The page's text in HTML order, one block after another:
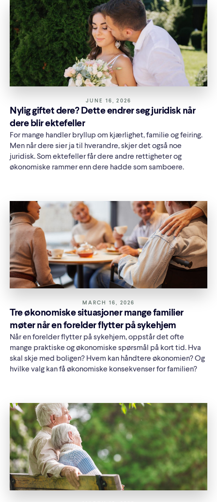
JUNE 16, 2026
Nylig giftet dere? Dette endrer seg juridisk når
dere blir ektefeller
For mange handler bryllup om kjærlighet, familie og feiring.
Men når dere sier ja til hverandre, skjer det også noe
juridisk. Som ektefeller får dere andre rettigheter og
økonomiske rammer enn dere hadde som samboere.
MARCH 16, 2026
Tre økonomiske situasjoner mange familier
møter når en forelder flytter på sykehjem
Når en forelder flytter på sykehjem, oppstår det ofte
mange praktiske og økonomiske spørsmål på kort tid. Hva
skal skje med boligen? Hvem kan håndtere økonomien? Og
hvilke valg kan få økonomiske konsekvenser for familien?